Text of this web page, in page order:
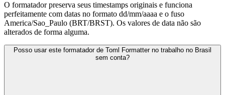
O formatador preserva seus timestamps originais e funciona
perfeitamente com datas no formato dd/mm/aaaa e o fuso
America/Sao_Paulo (BRT/BRST). Os valores de data não são
alterados de forma alguma.
Posso usar este formatador de Toml Formatter no trabalho no Brasil
sem conta?